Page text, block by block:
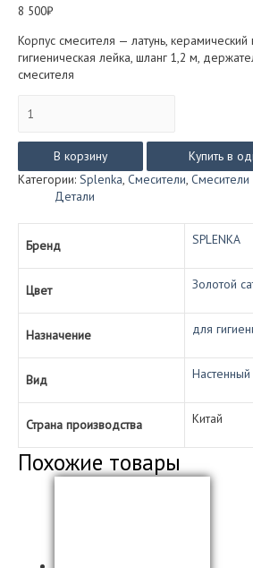
8 500₽
Корпус смесителя — латунь, керамический
гигиеническая лейка, шланг 1,2 м,
смесителя
товара
SPLENKA
S41.51
для
гигиенического
душа
настенный
(золотой
сатин)
В корзину
Купить в
Категории: Splenka, Смесители,
Детали
Бренд SPLENKA
Цвет Золотой
Назначение для
Вид Настенный
Страна производства Китай
Похожие товары